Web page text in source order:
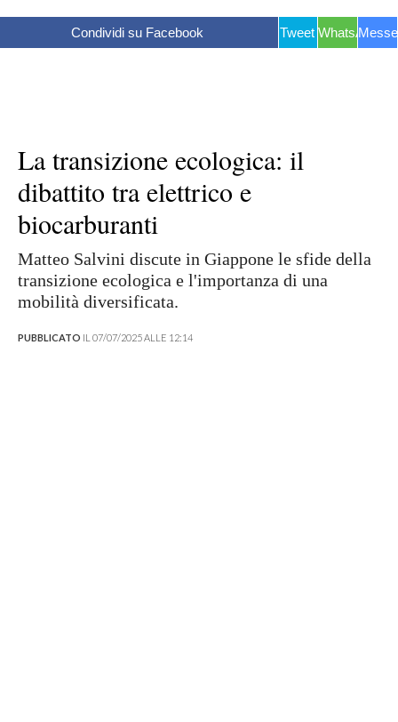
Condividi su Facebook Tweet WhatsApp
La transizione ecologica: il
dibattito tra elettrico e
biocarburanti
Matteo Salvini discute in Giappone le sfide della
transizione ecologica e l'importanza di una
mobilità diversificata.
PUBBLICATO IL 07/07/2025 ALLE 12:14